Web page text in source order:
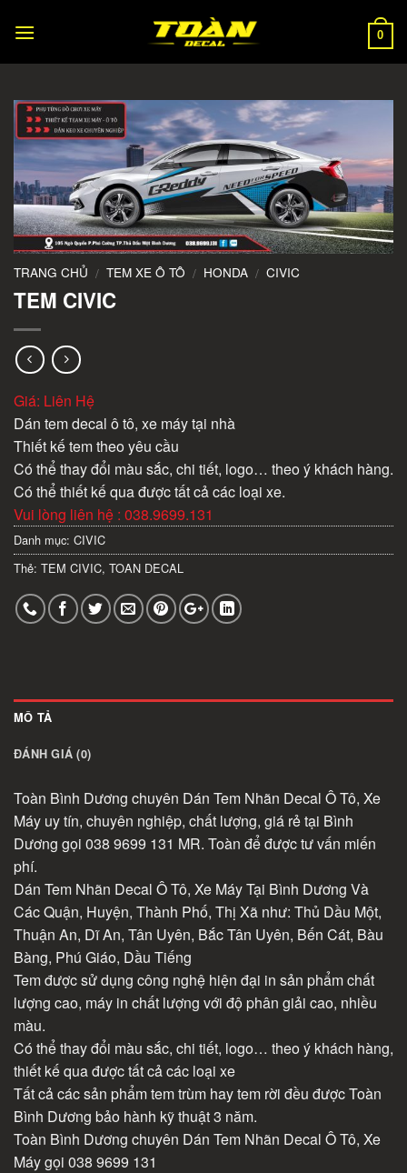
0
TRANG CHỦ / TEM XE Ô TÔ / HONDA / CIVIC
TEM CIVIC
Giá: Liên Hệ
Dán tem decal ô tô, xe máy tại nhà
Thiết kế tem theo yêu cầu
Có thể thay đổi màu sắc, chi tiết, logo… theo ý khách hàng.
Có thể thiết kế qua được tất cả các loại xe.
Vui lòng liên hệ : 038.9699.131
Danh mục: CIVIC
Thẻ: TEM CIVIC, TOAN DECAL
MÔ TẢ
ĐÁNH GIÁ (0)
Toàn Bình Dương chuyên Dán Tem Nhãn Decal Ô Tô, Xe
Máy uy tín, chuyên nghiệp, chất lượng, giá rẻ tại Bình
Dương gọi 038 9699 131 MR. Toàn để được tư vấn miến
phí.
Dán Tem Nhãn Decal Ô Tô, Xe Máy Tại Bình Dương Và
Các Quận, Huyện, Thành Phố, Thị Xã như: Thủ Dầu Một,
Thuận An, Dĩ An, Tân Uyên, Bắc Tân Uyên, Bến Cát, Bàu
Bàng, Phú Giáo, Dầu Tiếng
Tem được sử dụng công nghệ hiện đại in sản phẩm chất
lượng cao, máy in chất lượng với độ phân giải cao, nhiều
màu.
Có thể thay đổi màu sắc, chi tiết, logo… theo ý khách hàng,
thiết kế qua được tất cả các loại xe
Tất cả các sản phẩm tem trùm hay tem rời đều được Toàn
Bình Dương bảo hành kỹ thuật 3 năm.
Toàn Bình Dương chuyên Dán Tem Nhãn Decal Ô Tô, Xe
Máy gọi 038 9699 131